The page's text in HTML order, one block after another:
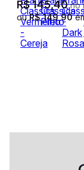
R$145,40no
ouR$ 149,90